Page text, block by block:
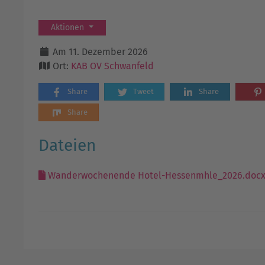
Aktionen
Am 11. Dezember 2026
Ort: KAB OV Schwanfeld
Share Tweet Share
Share
Dateien
Wanderwochenende Hotel-Hessenmhle_2026.docx